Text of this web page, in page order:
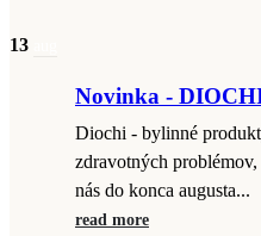
13
Novinka -
Diochi - bylinné
zdravotných
nás do konca augusta...
read more